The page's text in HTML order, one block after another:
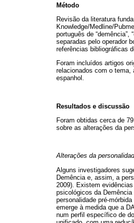
Método
Revisão da literatura
Knowledge/Medline/
português de “demência”,
separadas pelo operador
referências bibliográficas
Foram incluídos artigos
relacionados com o tema,
espanhol.
Resultados e discussão
Foram obtidas cerca de
sobre as alterações da
Alterações da
Alguns investigadores
Demência e, assim, a
2009). Existem
psicológicos da
personalidade pré-
emerge à medida que a
num perfil específico de